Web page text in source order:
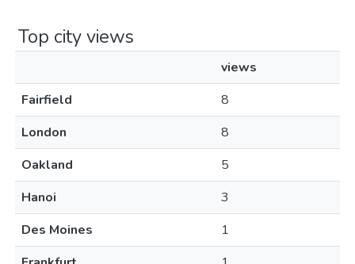
Top city views
views
Fairfield
8
London
8
Oakland
5
Hanoi
3
Des Moines
1